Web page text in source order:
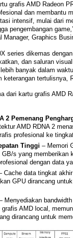
grafis AMD Radeon
dan membantu
intensif, mulai dari
pengembangan
Manager, Graphics
series dikemas
dan saluran
banyak dalam
keterangan tertulisnya,
dari kartu grafis AMD
2 Pemenang
AMD RDNA 2
profesional ke
Tinggi – Memori
GB/s yang
dengan data
Cache data tingkat
GPU dirancang
Menyediakan
grafis AMD local,
dirancang untuk